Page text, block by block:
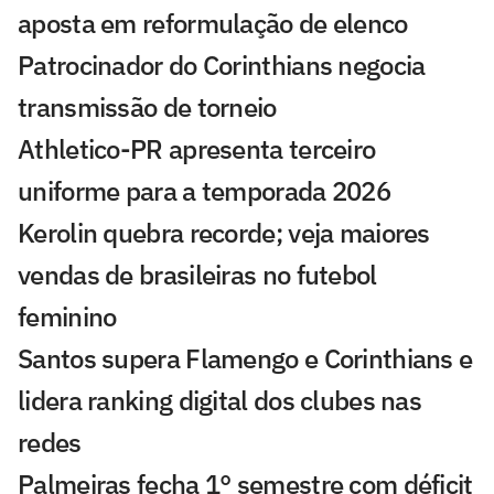
aposta em reformulação de elenco
Patrocinador do Corinthians negocia
transmissão de torneio
Athletico-PR apresenta terceiro
uniforme para a temporada 2026
Kerolin quebra recorde; veja maiores
vendas de brasileiras no futebol
feminino
Santos supera Flamengo e Corinthians e
lidera ranking digital dos clubes nas
redes
Palmeiras fecha 1° semestre com déficit